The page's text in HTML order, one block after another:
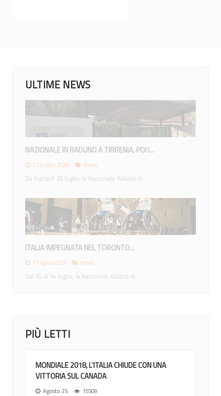
ULTIME NEWS
MONDIALI 2026: IL CALENDARIO DEGLI...
23 Giugno 2026 News
Lunedì 22 giugno la IWBF (International Weechair...
MONDIALI 2026: ITALIA NEL GRUPPO A CON...
12 Giugno 2026 News
Nel sorteggio di Ottawa gli azzurri inseriti nel gruppo di...
PIÙ LETTI
MONDIALE 2018, L’ITALIA CHIUDE CON UNA
VITTORIA SUL CANADA
Agosto 25 15509